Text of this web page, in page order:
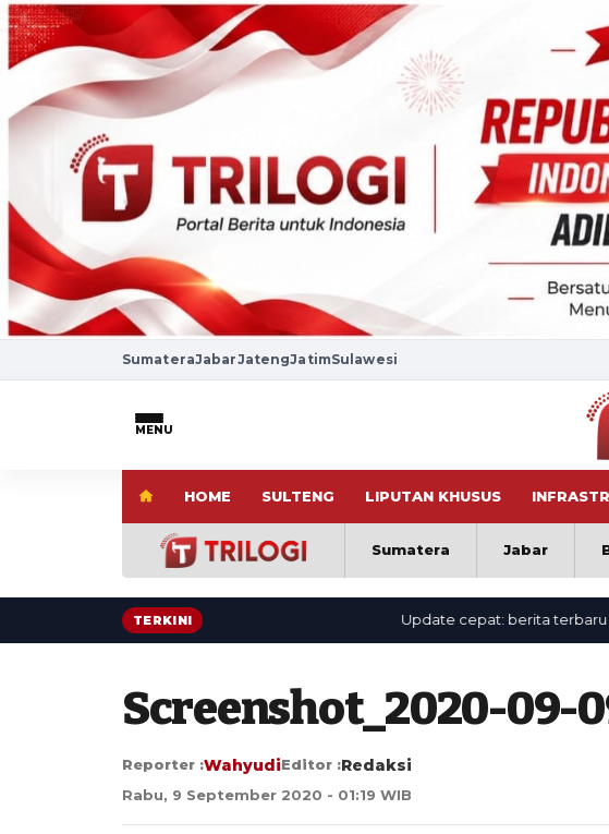
SumateraJabarJatengJatimSulawesi
MENU
HOME SULTENG LIPUTAN KHUSUS
Sumatera Jabar
TERKINI Update cepat: berita terbaru
Screenshot_2020-09-
Reporter :WahyudiEditor :Redaksi
Rabu, 9 September 2020 - 01:19 WIB